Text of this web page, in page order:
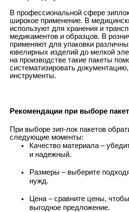
В профессиональной сфере
широкое применение. В
используют для хранения и
медикаментов и образцов. В
применяют для упаковки
ювелирных изделий до мелкой
на производстве такие пакеты
систематизировать
инструменты.
Рекомендации при выборе
При выборе зип-лок пакетов
следующие моменты:
Качество материала –
и надежный.
Размеры – выберите
нужд.
Цена – сравните цены,
выгодное предложение.